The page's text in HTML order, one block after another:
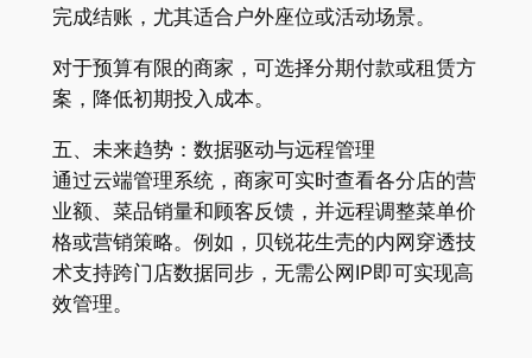
完成结账，尤其适合户外座位或活动场景。
对于预算有限的商家，可选择分期付款或租赁方
案，降低初期投入成本。
五、未来趋势：数据驱动与远程管理
通过云端管理系统，商家可实时查看各分店的营
业额、菜品销量和顾客反馈，并远程调整菜单价
格或营销策略。例如，贝锐花生壳的内网穿透技
术支持跨门店数据同步，无需公网IP即可实现高
效管理。